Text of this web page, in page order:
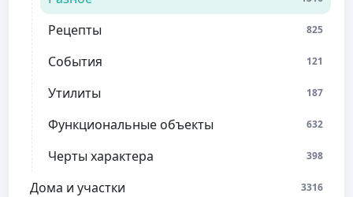
Рецепты 825
События 121
Утилиты 187
Функциональные объекты 632
Черты характера 398
Дома и участки 3316